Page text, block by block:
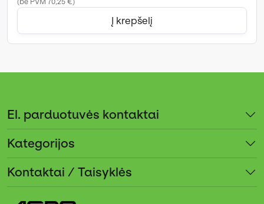
Į krepšelį
El. parduotuvės kontaktai
Kategorijos
Kontaktai / Taisyklės